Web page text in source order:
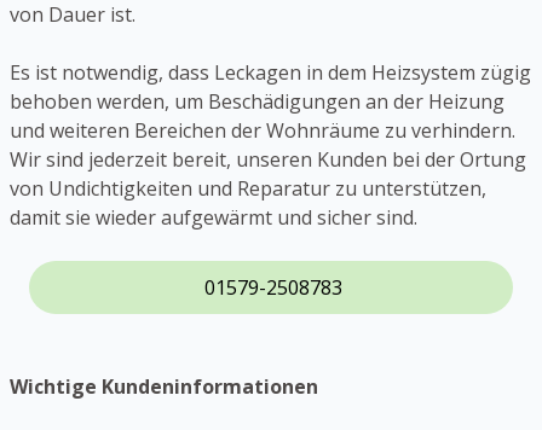
von Dauer ist.
Es ist notwendig, dass Leckagen in dem Heizsystem zügig
behoben werden, um Beschädigungen an der Heizung
und weiteren Bereichen der Wohnräume zu verhindern.
Wir sind jederzeit bereit, unseren Kunden bei der Ortung
von Undichtigkeiten und Reparatur zu unterstützen,
damit sie wieder aufgewärmt und sicher sind.
01579-2508783
Wichtige Kundeninformationen